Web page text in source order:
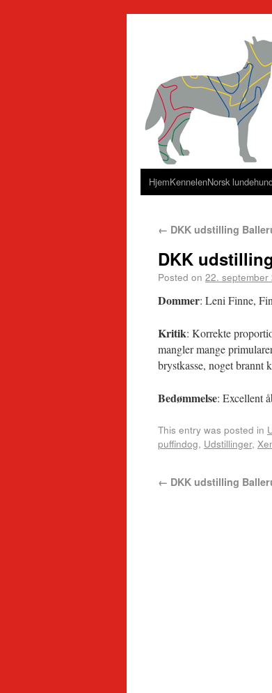
HjemKennelenNorsk
← DKK udstilling
DKK
Posted on 22. september
Dommer: Leni Finne,
Kritik: Korrekte
mangler mange
brystkasse, noget
Bedømmelse: Excellent
This entry was posted in
puffindog, Udstillinger,
← DKK udstilling